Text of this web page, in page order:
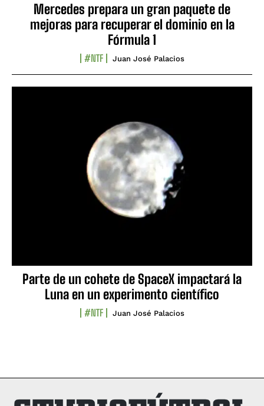
Mercedes prepara un gran paquete de
mejoras para recuperar el dominio en la
Fórmula 1
#NTF Juan José Palacios
Parte de un cohete de SpaceX impactará la
Luna en un experimento científico
#NTF Juan José Palacios